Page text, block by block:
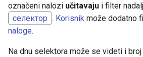
označeni nalozi učitavaju i filter
селектор . Korisnik može dodatno
naloge.
Na dnu selektora može se videti i